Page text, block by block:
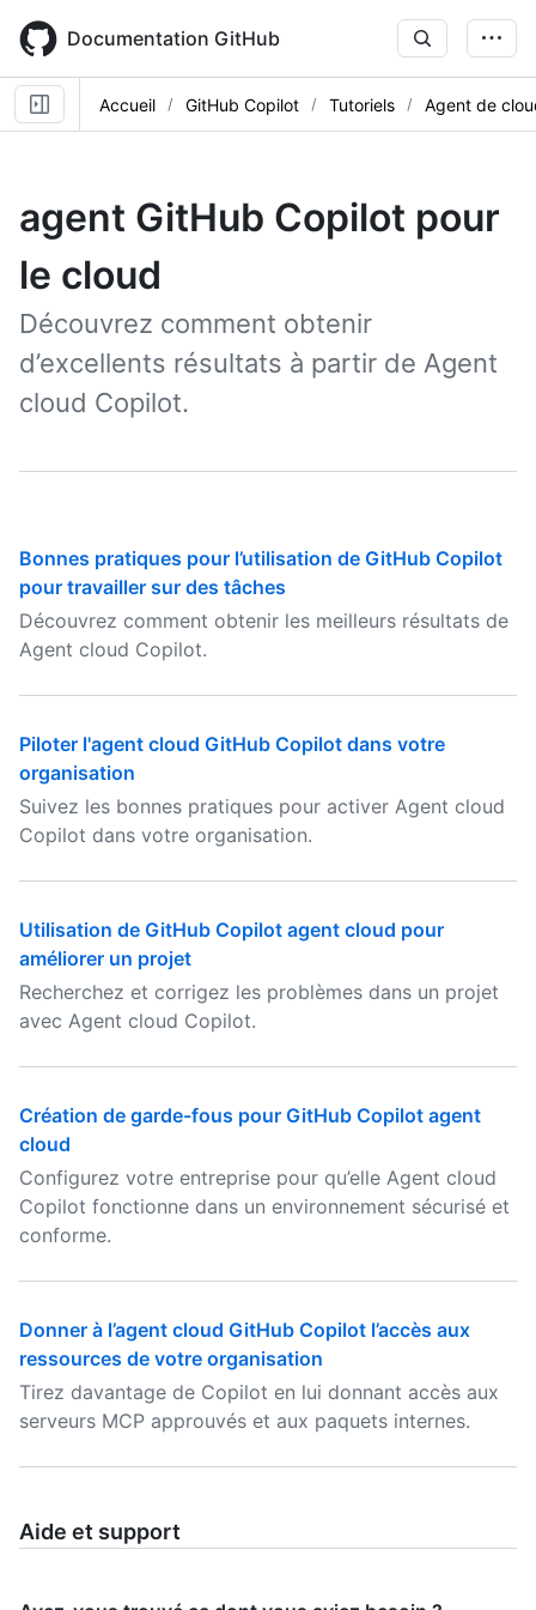
main
content
Documentation GitHub
Accueil GitHub Copilot Tutoriels Agent de
agent GitHub Copilot pour
le cloud
Découvrez comment obtenir
d’excellents résultats à partir de Agent
cloud Copilot.
Bonnes pratiques pour l’utilisation de GitHub Copilot
pour travailler sur des tâches
Découvrez comment obtenir les meilleurs résultats de
Agent cloud Copilot.
Piloter l'agent cloud GitHub Copilot dans votre
organisation
Suivez les bonnes pratiques pour activer Agent cloud
Copilot dans votre organisation.
Utilisation de GitHub Copilot agent cloud pour
améliorer un projet
Recherchez et corrigez les problèmes dans un projet
avec Agent cloud Copilot.
Création de garde-fous pour GitHub Copilot agent
cloud
Configurez votre entreprise pour qu’elle Agent cloud
Copilot fonctionne dans un environnement sécurisé et
conforme.
Donner à l’agent cloud GitHub Copilot l’accès aux
ressources de votre organisation
Tirez davantage de Copilot en lui donnant accès aux
serveurs MCP approuvés et aux paquets internes.
Aide et support